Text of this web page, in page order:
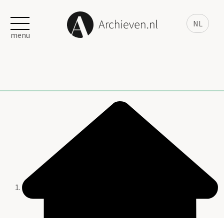
NL
menu